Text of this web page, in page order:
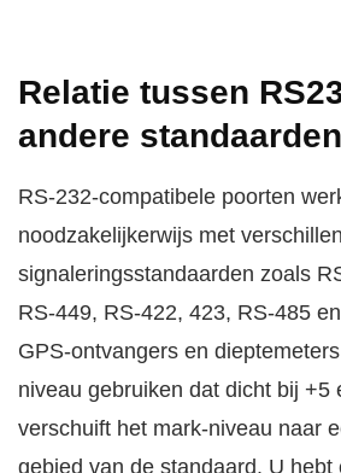
Relatie tussen
andere standaarden
RS-232-compatibele poorten
noodzakelijkerwijs met
signaleringsstandaarden zoals
RS-449, RS-422, 423, RS-485
GPS-ontvangers en
niveau gebruiken dat dicht bij +5
verschuift het mark-niveau naar
gebied van de standaard. U hebt